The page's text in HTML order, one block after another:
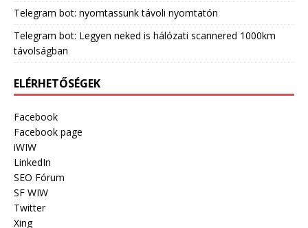
Telegram bot: nyomtassunk távoli nyomtatón
Telegram bot: Legyen neked is hálózati scannered 1000km
távolságban
ELÉRHETŐSÉGEK
Facebook
Facebook page
iWIW
LinkedIn
SEO Fórum
SF WIW
Twitter
Xing